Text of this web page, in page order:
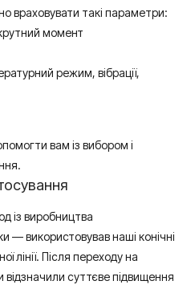
враховувати такі параметри:
момент
режим, вібрації,
вам із вибором і
із виробництва
— використовував наші конічні
лінії. Після переходу на
суттєве підвищення